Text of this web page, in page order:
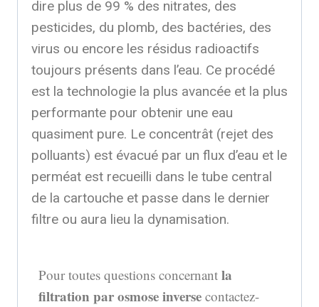
dire plus de 99 % des nitrates, des
pesticides, du plomb, des bactéries, des
virus ou encore les résidus radioactifs
toujours présents dans l’eau. Ce procédé
est la technologie la plus avancée et la plus
performante pour obtenir une eau
quasiment pure. Le concentrât (rejet des
polluants) est évacué par un flux d’eau et le
perméat est recueilli dans le tube central
de la cartouche et passe dans le dernier
filtre ou aura lieu la dynamisation.
Pour toutes questions concernant la
filtration par osmose inverse contactez-